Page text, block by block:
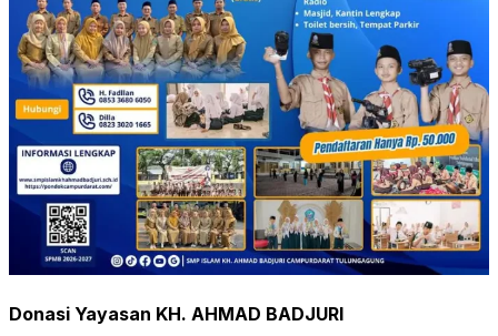
Donasi Yayasan KH. AHMAD BADJURI